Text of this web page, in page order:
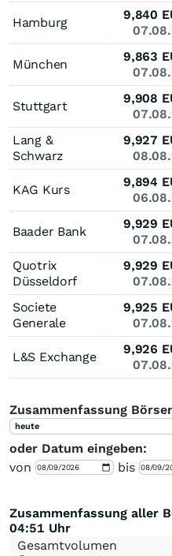
Hamburg
9,840
München
9,863
Stuttgart
9,908
Lang &
Schwarz
9,927
KAG Kurs
9,894
Baader Bank
9,929
Quotrix
Düsseldorf
9,929
Societe
Generale
9,925
L&S Exchange
9,926
Zusammenfassung
heute
oder Datum eingeben:
von
bis
Zusammenfassung aller
04:51 Uhr
Gesamtvolumen